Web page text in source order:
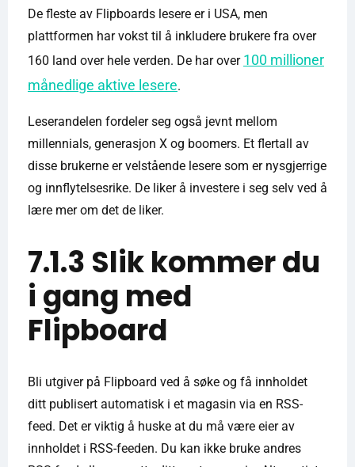
De fleste av Flipboards lesere er i USA, men
plattformen har vokst til å inkludere brukere fra over
160 land over hele verden. De har over 100 millioner
månedlige aktive lesere.
Leserandelen fordeler seg også jevnt mellom
millennials, generasjon X og boomers. Et flertall av
disse brukerne er velstående lesere som er nysgjerrige
og innflytelsesrike. De liker å investere i seg selv ved å
lære mer om det de liker.
7.1.3 Slik kommer du
i gang med
Flipboard
Bli utgiver på Flipboard ved å søke og få innholdet
ditt publisert automatisk i et magasin via en RSS-
feed. Det er viktig å huske at du må være eier av
innholdet i RSS-feeden. Du kan ikke bruke andres